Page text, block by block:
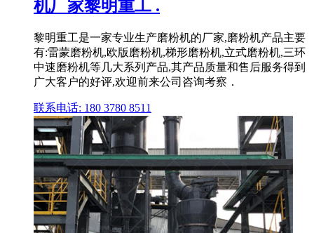
机厂家黎明重工 .
黎明重工是一家专业生产磨粉机的厂家,磨粉机产品主要
有:雷蒙磨粉机,欧版磨粉机,梯形磨粉机,立式磨粉机,三环
中速磨粉机等几大系列产品,其产品质量和售后服务得到
广大客户的好评,欢迎前来公司咨询考察．
联系电话: 180 3780 8511